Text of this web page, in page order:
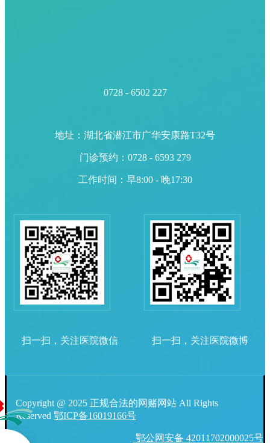
0728 - 6502 227
地址：湖北省潜江市广华安康路T32号
门诊预约：0728 - 6593 279
工作时间：早8:00 - 晚17:30
扫一扫，关注医院微信 扫一扫，关注医院微博
Copyright @ 2025 正规合法的网赌网站 All Rights
Reserved 鄂ICP备16019166号
鄂公网安备 42011702000025号